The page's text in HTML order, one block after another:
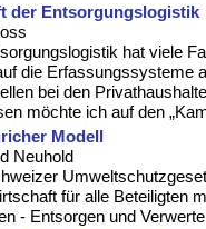
der Entsorgungslogistik
hat viele
die Erfassungssysteme
bei den
möchte ich auf den
Modell
Neuhold
für alle Beteiligten
- Entsorgen und